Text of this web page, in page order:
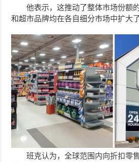
他表示，这推动了整体市场份额
和超市品牌均在各自细分市场中扩大了
班克认为，全球范围内向折扣零